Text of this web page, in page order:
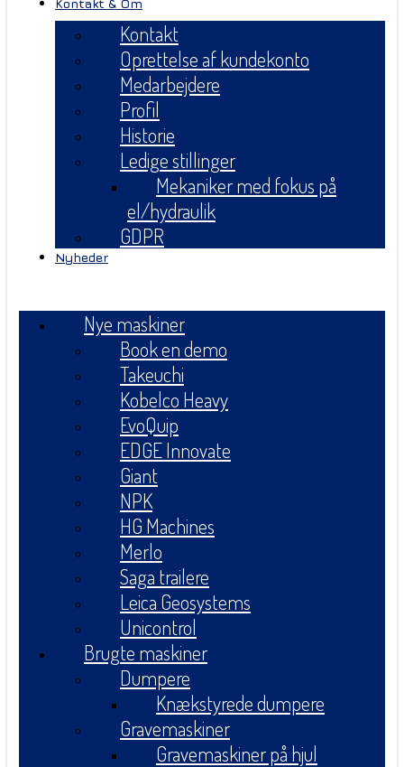
Kontakt & Om
Kontakt
Oprettelse af kundekonto
Medarbejdere
Profil
Historie
Ledige stillinger
Mekaniker med fokus på
el/hydraulik
GDPR
Nyheder
Nye maskiner
Book en demo
Takeuchi
Kobelco Heavy
EvoQuip
EDGE Innovate
Giant
NPK
HG Machines
Merlo
Saga trailere
Leica Geosystems
Unicontrol
Brugte maskiner
Dumpere
Knækstyrede dumpere
Gravemaskiner
Gravemaskiner på hjul